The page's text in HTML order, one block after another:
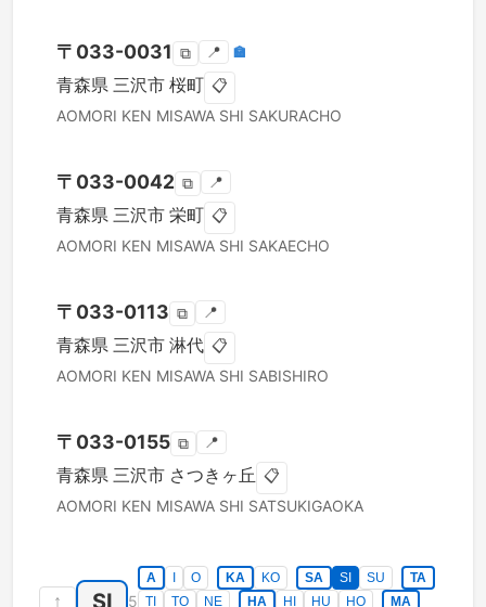
〒 033-0031 ⧉ 📍 🏣
青森県 三沢市 桜町 📋
AOMORI KEN MISAWA SHI SAKURACHO
〒 033-0042 ⧉ 📍
青森県 三沢市 栄町 📋
AOMORI KEN MISAWA SHI SAKAECHO
〒 033-0113 ⧉ 📍
青森県 三沢市 淋代 📋
AOMORI KEN MISAWA SHI SABISHIRO
〒 033-0155 ⧉ 📍
青森県 三沢市 さつきヶ丘 📋
AOMORI KEN MISAWA SHI SATSUKIGAOKA
↑ SI 5
A O KA KO SA SI SU
TA
TI
TO NE HA HI HU HO MA